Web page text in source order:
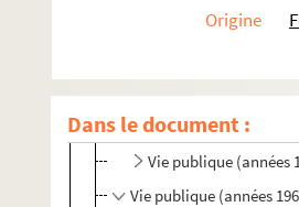
Origine
Dans le document :
Trenet, Charles
Vie personnelle
Vie publique (années
Vie publique (années
Vie publique (années